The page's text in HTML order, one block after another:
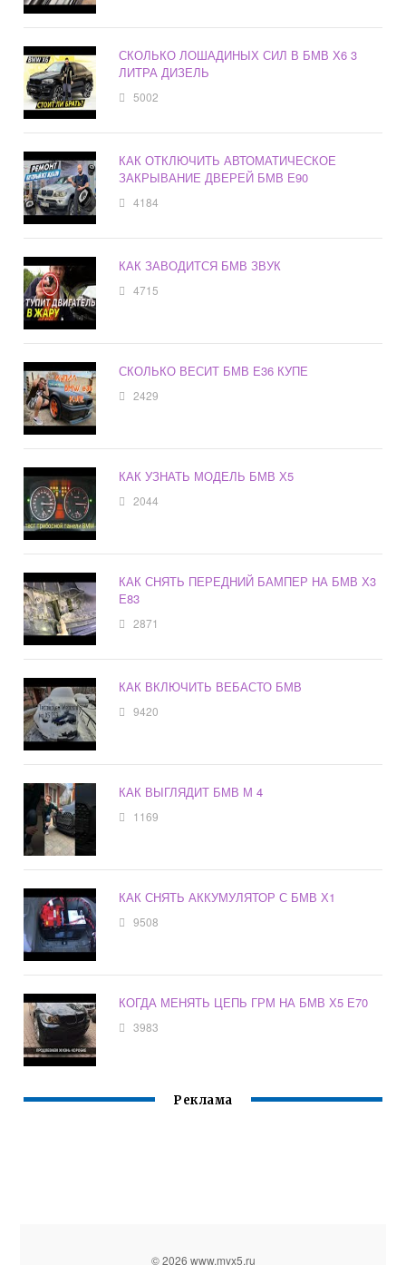
СКОЛЬКО ЛОШАДИНЫХ СИЛ В БМВ Х6 3
ЛИТРА ДИЗЕЛЬ
5002
КАК ОТКЛЮЧИТЬ АВТОМАТИЧЕСКОЕ
ЗАКРЫВАНИЕ ДВЕРЕЙ БМВ Е90
4184
КАК ЗАВОДИТСЯ БМВ ЗВУК
4715
СКОЛЬКО ВЕСИТ БМВ Е36 КУПЕ
2429
КАК УЗНАТЬ МОДЕЛЬ БМВ Х5
2044
КАК СНЯТЬ ПЕРЕДНИЙ БАМПЕР НА БМВ Х3
Е83
2871
КАК ВКЛЮЧИТЬ ВЕБАСТО БМВ
9420
КАК ВЫГЛЯДИТ БМВ М 4
1169
КАК СНЯТЬ АККУМУЛЯТОР С БМВ Х1
9508
КОГДА МЕНЯТЬ ЦЕПЬ ГРМ НА БМВ Х5 Е70
3983
Реклама
© 2026 www.myx5.ru